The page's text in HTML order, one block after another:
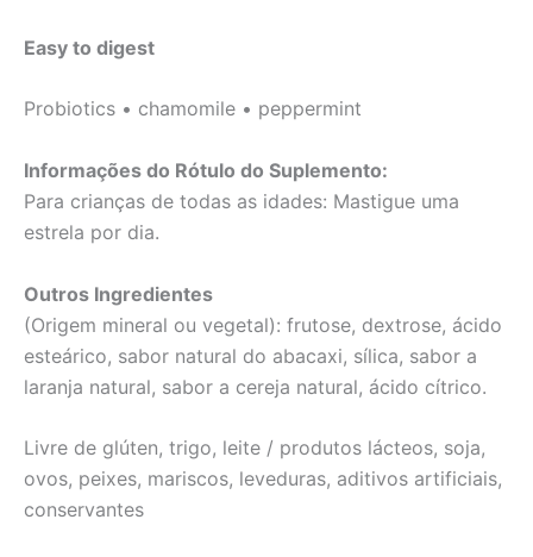
Easy to digest
Probiotics • chamomile • peppermint
Informações do Rótulo do Suplemento:
Para crianças de todas as idades: Mastigue uma
estrela por dia.
Outros Ingredientes
(Origem mineral ou vegetal): frutose, dextrose, ácido
esteárico, sabor natural do abacaxi, sílica, sabor a
laranja natural, sabor a cereja natural, ácido cítrico.
Livre de glúten, trigo, leite / produtos lácteos, soja,
ovos, peixes, mariscos, leveduras, aditivos artificiais,
conservantes